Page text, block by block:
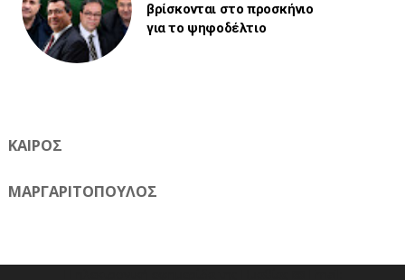
βρίσκονται στο προσκήνιο
για το ψηφοδέλτιο
ΚΑΙΡΟΣ
ΜΑΡΓΑΡΙΤΟΠΟΥΛΟΣ